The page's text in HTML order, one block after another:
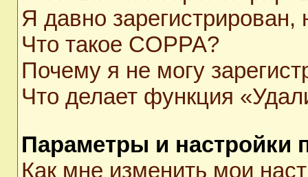
Я давно
Что такое COPPA?
Почему я не могу
Что делает функция
Параметры и настройки
Как мне изменить мои